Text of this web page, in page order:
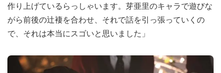
作り上げているらっしゃいます。芽亜里のキャラで遊びな
がら前後の辻褄を合わせ、それで話を引っ張っていくの
で、それは本当にスゴいと思いました」